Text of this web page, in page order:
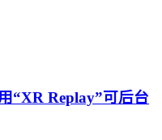
“XR Replay”可后台